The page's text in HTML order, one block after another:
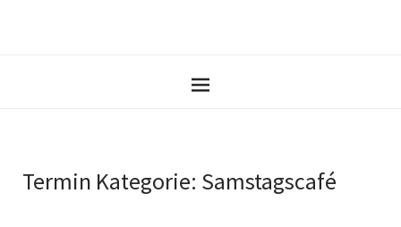
Termin Kategorie: Samstagscafé